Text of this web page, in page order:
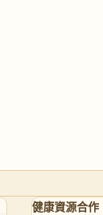
健康資源合作